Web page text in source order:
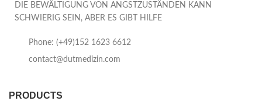
DIE BEWÄLTIGUNG VON ANGSTZUSTÄNDEN KANN
SCHWIERIG SEIN, ABER ES GIBT HILFE
Phone: (+49)152 1623 6612
contact@dutmedizin.com
PRODUCTS